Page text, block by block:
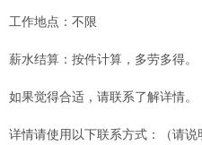
工作地点：不限
薪水结算：按件计算，多劳多得。
如果觉得合适，请联系了解详情。
详情请使用以下联系方式：（请说